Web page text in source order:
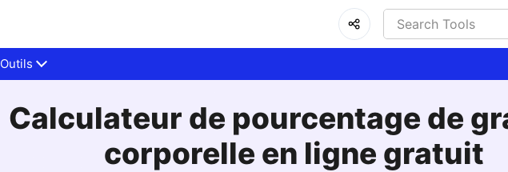
Outils
Calculateur de pourcentage de
corporelle en ligne gratuit